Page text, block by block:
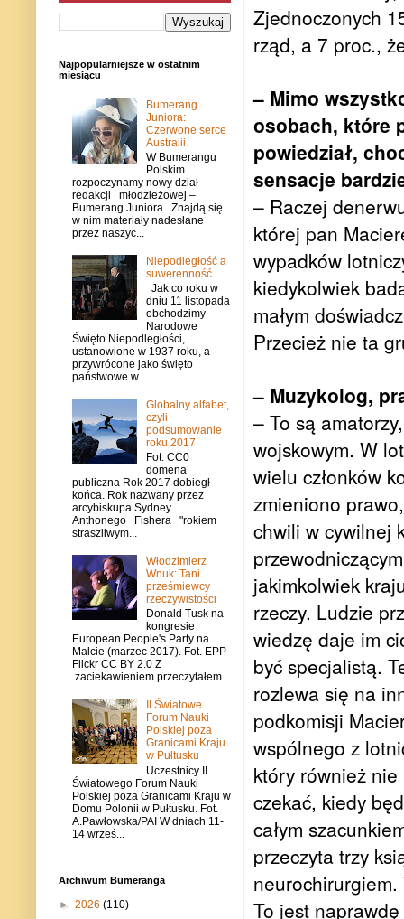
Zjednoczonych
rząd, a 7 proc.,
– Mimo
osobach, które
powiedział,
sensacje
– Raczej
której pan
wypadków
kiedykolwiek
małym
Przecież nie ta
– Muzykolog,
– To są
wojskowym. W
wielu członków
zmieniono
chwili w cywilnej
jakimkolwiek
rzeczy. Ludzie
wiedzę daje im
być specjalistą.
rozlewa się na
podkomisji
wspólnego z
który również
czekać, kiedy
całym
przeczyta trzy
To jest
Najpopularniejsze w ostatnim
miesiącu
Bumerang
Juniora:
Czerwone serce
Australii
W Bumerangu
Polskim
rozpoczynamy nowy dział
redakcji młodzieżowej –
Bumerang Juniora . Znajdą się
w nim materiały nadesłane
przez naszyc...
Niepodległość a
suwerenność
Jak co roku w
dniu 11 listopada
obchodzimy
Narodowe
Święto Niepodległości,
ustanowione w 1937 roku, a
przywrócone jako święto
państwowe w ...
Globalny alfabet,
czyli
podsumowanie
roku 2017
Fot. CC0
domena
publiczna Rok 2017 dobiegł
końca. Rok nazwany przez
arcybiskupa Sydney
Anthonego Fishera "rokiem
straszliwym...
Włodzimierz
Wnuk: Tani
prześmiewcy
rzeczywistości
Donald Tusk na
kongresie
European People's Party na
Malcie (marzec 2017). Fot. EPP
Flickr CC BY 2.0 Z
zaciekawieniem przeczytałem...
II Światowe
Forum Nauki
Polskiej poza
Granicami Kraju
w Pułtusku
Uczestnicy II
Światowego Forum Nauki
Polskiej poza Granicami Kraju w
Domu Polonii w Pułtusku. Fot.
A.Pawłowska/PAI W dniach 11-
14 wrześ...
Archiwum Bumeranga
► 2026 (110)